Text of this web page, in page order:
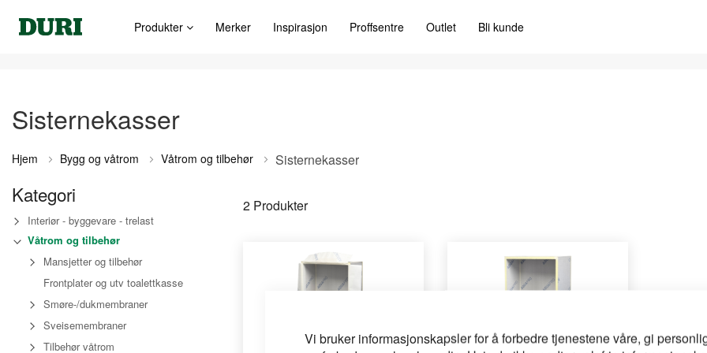
Vi bruker informasjonskapsler for å forbedre tjenestene våre, gi
Produkter Merker Inspirasjon Proffsentre Outlet Bli kunde
Sisternekasser
Hjem Bygg og våtrom Våtrom og tilbehør Sisternekasser
2Produkter
Kategori
Interiør - byggevare - trelast
Våtrom og tilbehør
Mansjetter og tilbehør
Frontplater og utv toalettkasse
Smøre-/dukmembraner
Sveisemembraner
Tilbehør våtrom